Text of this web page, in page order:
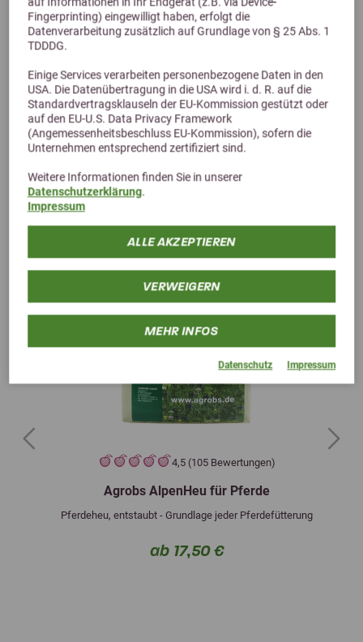
Fingerprinting) eingewilligt haben, erfolgt die
Datenverarbeitung zusätzlich auf Grundlage von § 25 Abs. 1
TDDDG.
Einige Services verarbeiten personenbezogene Daten in den
USA. Die Datenübertragung in die USA wird i. d. R. auf die
Standardvertragsklauseln der EU-Kommission gestützt oder
auf den EU-U.S. Data Privacy Framework
(Angemessenheitsbeschluss EU-Kommission), sofern die
Unternehmen entsprechend zertifiziert sind.
Weitere Informationen finden Sie in unserer
Datenschutzerklärung.
Impressum
ALLE AKZEPTIEREN
VERWEIGERN
MEHR INFOS
Datenschutz Impressum
Alternative Produkte
4,5 (105 Bewertungen)
Agrobs AlpenHeu für Pferde
Pferdeheu, entstaubt - Grundlage jeder Pferdefütterung
ab 17,50 €
Previous Next